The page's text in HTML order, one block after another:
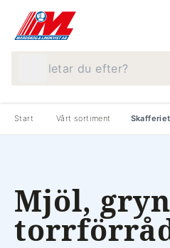
Start Vårt sortiment Skafferiet
Mjöl,